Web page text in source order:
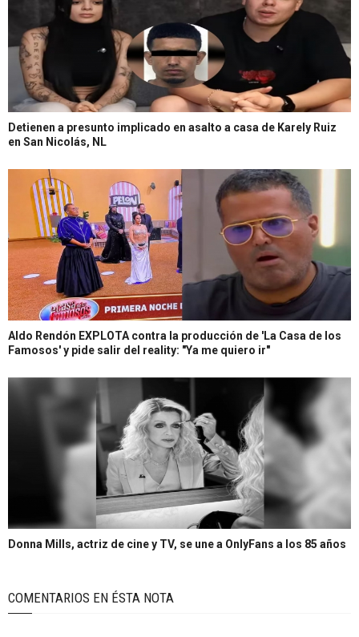
Detienen a presunto implicado en asalto a casa de Karely Ruiz
en San Nicolás, NL
Aldo Rendón EXPLOTA contra la producción de 'La Casa de los
Famosos' y pide salir del reality: "Ya me quiero ir"
Donna Mills, actriz de cine y TV, se une a OnlyFans a los 85 años
COMENTARIOS EN ÉSTA NOTA